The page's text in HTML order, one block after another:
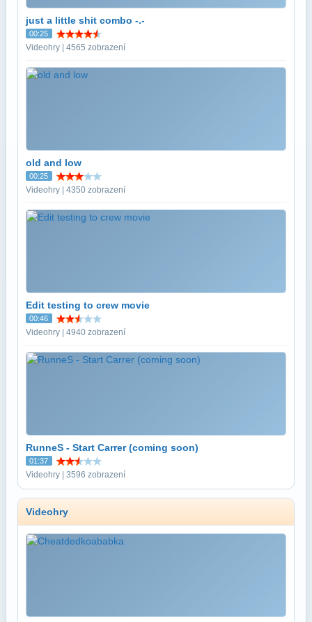
just a little shit combo -.-
00:25
Videohry | 4565 zobrazení
old and low
00:25
Videohry | 4350 zobrazení
Edit testing to crew movie
00:46
Videohry | 4940 zobrazení
RunneS - Start Carrer (coming soon)
01:37
Videohry | 3596 zobrazení
Videohry